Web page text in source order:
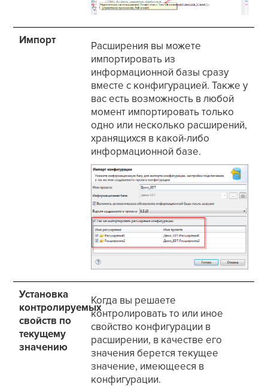
Импорт
Расширения вы можете
импортировать из
информационной базы сразу
вместе с конфигурацией. Также у
вас есть возможность в любой
момент импортировать только
одно или несколько расширений,
хранящихся в какой-либо
информационной базе.
Установка
контролируемых
свойств по
текущему
значению
Когда вы решаете
контролировать то или иное
свойство конфигурации в
расширении, в качестве его
значения берется текущее
значение, имеющееся в
конфигурации.